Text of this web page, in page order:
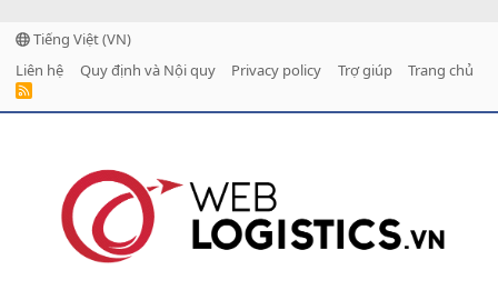
Tiếng Việt (VN)
Liên hệ
Quy định và Nội quy Privacy policy Trợ giúp Trang chủ
R